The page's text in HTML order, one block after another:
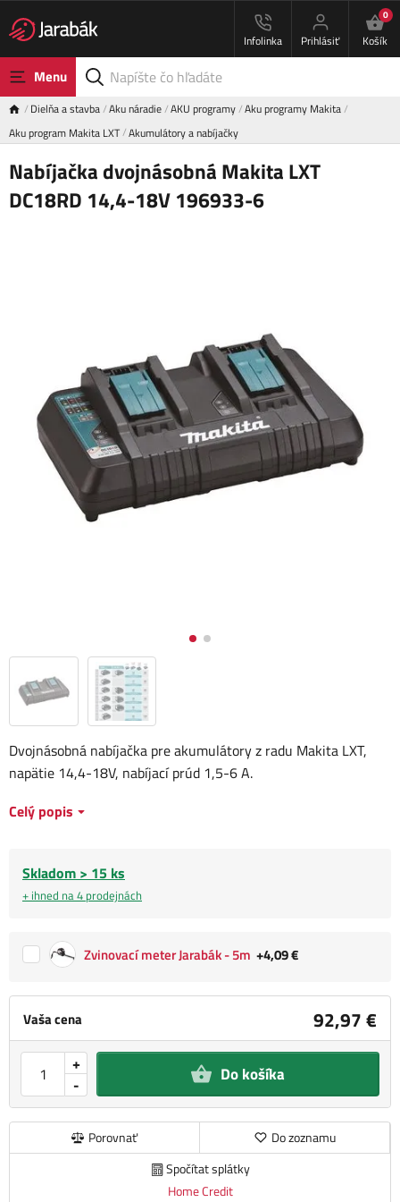
Infolinka Prihlásiť
0
Košík
Menu
Dielňa a stavba Aku náradie AKU programy Aku programy Makita
Aku program Makita LXT Akumulátory a nabíjačky
Nabíjačka dvojnásobná Makita LXT
DC18RD 14,4-18V 196933-6
Vaša cena 92,97 €
-
+ Do košíka
Porovnať
Do zoznamu
Spočítat splátky
Home Credit
Dvojnásobná nabíjačka pre akumulátory z radu Makita LXT,
napätie 14,4-18V, nabíjací prúd 1,5-6 A.
Celý popis
Skladom > 15 ks
+ ihned na 4 prodejnách
Zvinovací meter Jarabák - 5m +4,09 €